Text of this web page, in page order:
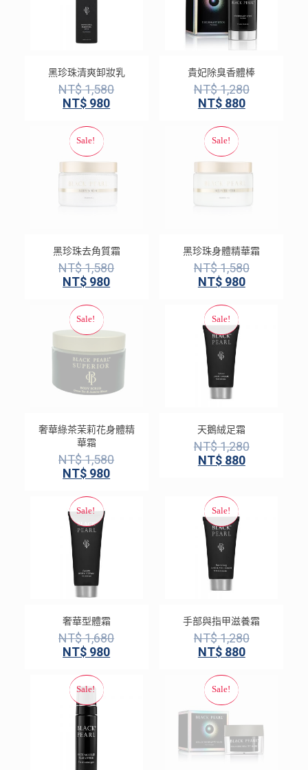
黑珍珠清爽卸妝乳
NT$1,580
NT$ 980
貴妃除臭香體棒
NT$1,280
NT$880
黑珍珠去角質霜
NT$1,580
NT$ 980
黑珍珠身體精華霜
NT$1,580
NT$980
奢華綠茶茉莉花身體精
華霜
NT$1,580
NT$ 980
天鵝絨足霜
NT$1,280
NT$880
奢華型體霜
NT$1,680
NT$ 980
手部與指甲滋養霜
NT$1,280
NT$880